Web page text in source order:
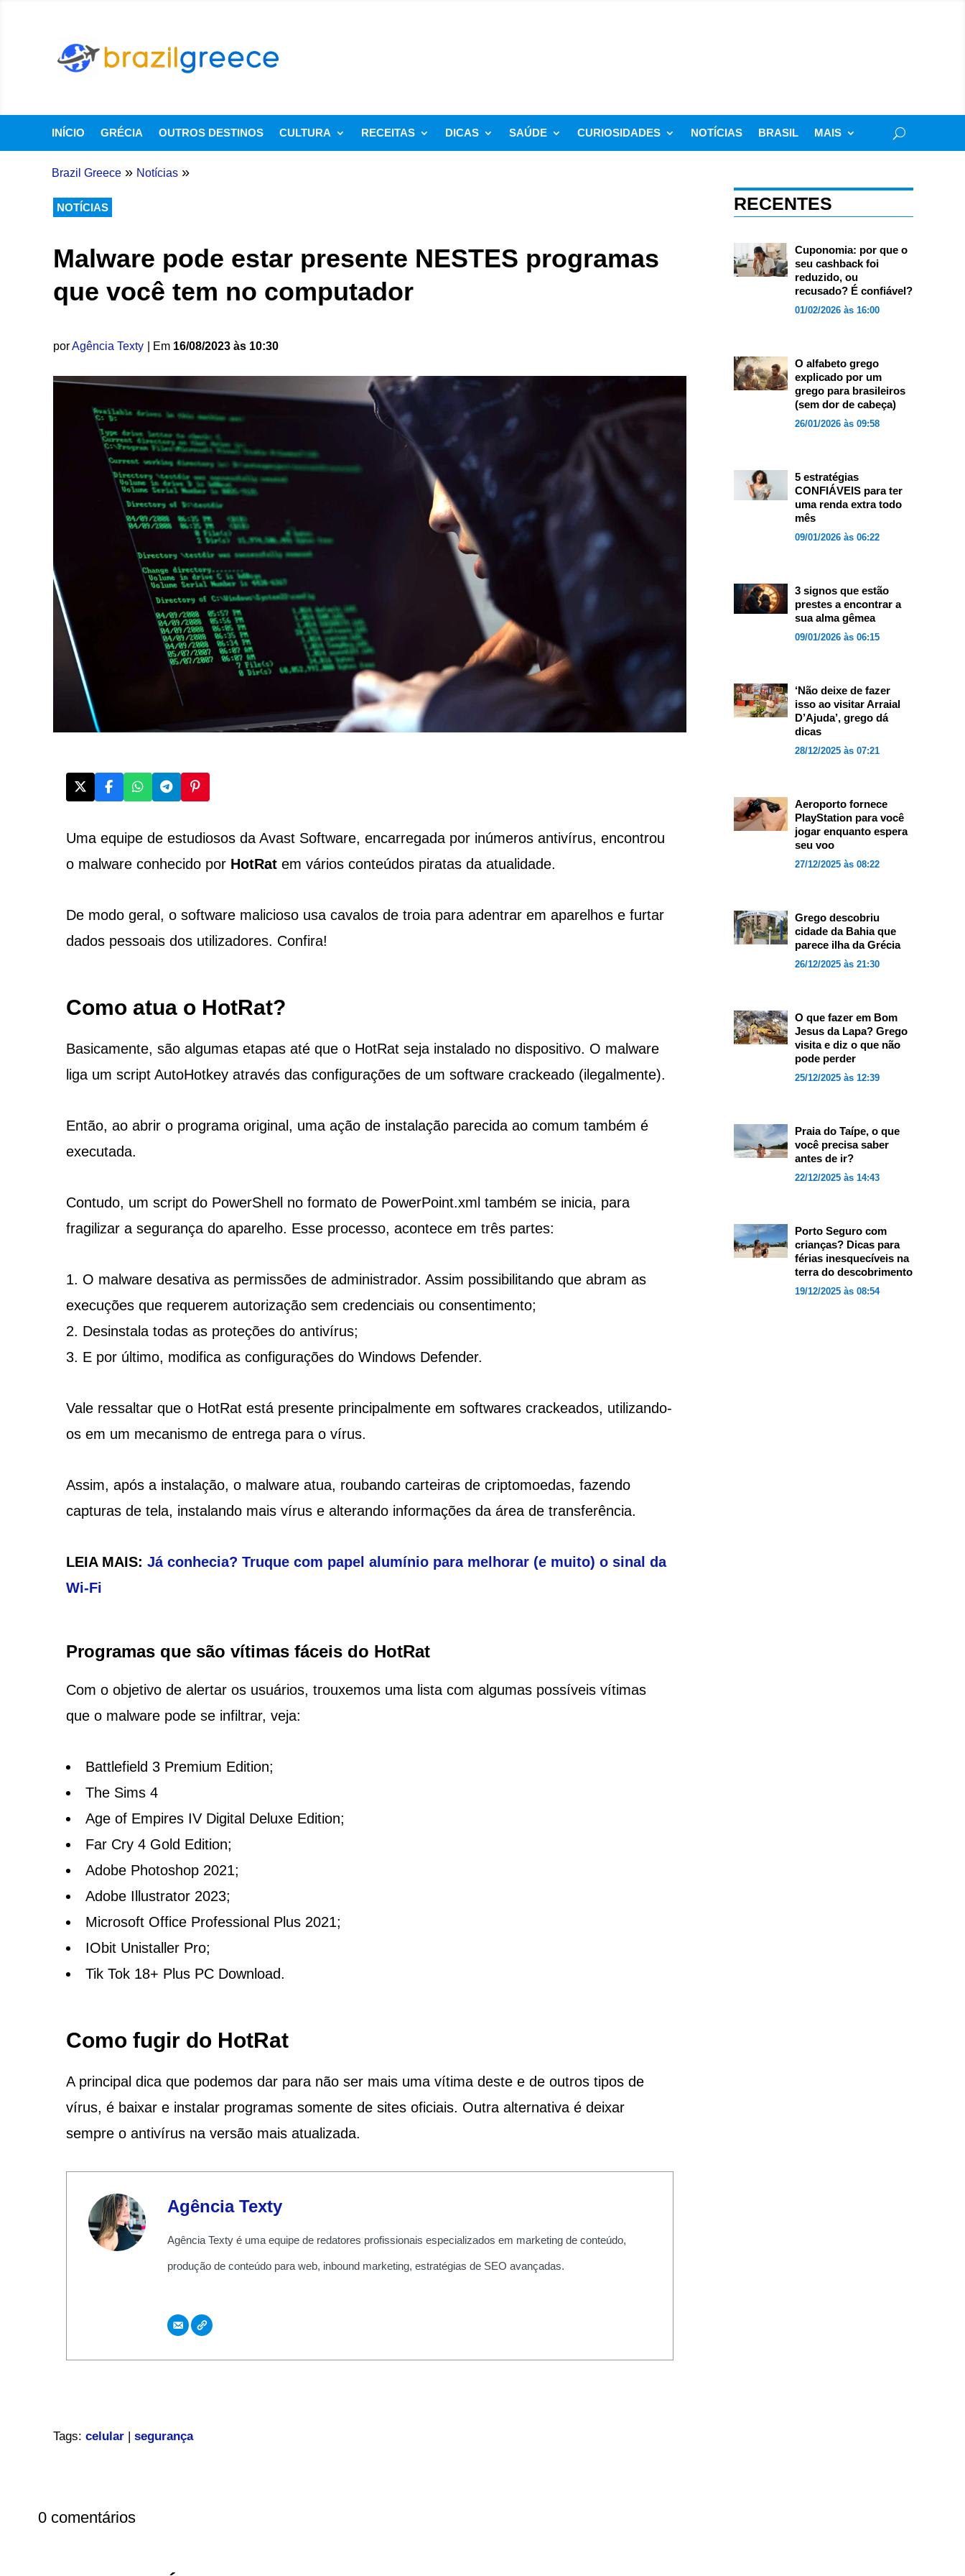
INÍCIO GRÉCIA OUTROS DESTINOS CULTURA RECEITAS DICAS SAÚDE CURIOSIDADES NOTÍCIAS BRASIL MAIS
Brazil Greece » Notícias »
NOTÍCIAS
Malware pode estar presente NESTES programas
que você tem no computador
porAgência Texty | Em 16/08/2023 às 10:30
Uma equipe de estudiosos da Avast Software, encarregada por inúmeros antivírus, encontrou
o malware conhecido por HotRatem vários conteúdos piratas da atualidade.
De modo geral, o software malicioso usa cavalos de troia para adentrar em aparelhos e furtar
dados pessoais dos utilizadores. Confira!
Como atua o HotRat?
Basicamente, são algumas etapas até que o HotRat seja instalado no dispositivo. O malware
liga um script AutoHotkey através das configurações de um software crackeado (ilegalmente).
Então, ao abrir o programa original, uma ação de instalação parecida ao comum também é
executada.
Contudo, um script do PowerShell no formato de PowerPoint.xml também se inicia, para
fragilizar a segurança do aparelho. Esse processo, acontece em três partes:
O malware desativa as permissões de administrador. Assim possibilitando que abram as
execuções que requerem autorização sem credenciais ou consentimento;
Desinstala todas as proteções do antivírus;
E por último, modifica as configurações do Windows Defender.
Vale ressaltar que o HotRat está presente principalmente em softwares crackeados, utilizando-
os em um mecanismo de entrega para o vírus.
Assim, após a instalação, o malware atua, roubando carteiras de criptomoedas, fazendo
capturas de tela, instalando mais vírus e alterando informações da área de transferência.
LEIA MAIS: Já conhecia? Truque com papel alumínio para melhorar (e muito) o sinal da
Wi-Fi
Programas que são vítimas fáceis do HotRat
Com o objetivo de alertar os usuários, trouxemos uma lista com algumas possíveis vítimas
que o malware pode se infiltrar, veja:
Battlefield 3 Premium Edition;
The Sims 4
Age of Empires IV Digital Deluxe Edition;
Far Cry 4 Gold Edition;
Adobe Photoshop 2021;
Adobe Illustrator 2023;
Microsoft Office Professional Plus 2021;
IObit Unistaller Pro;
Tik Tok 18+ Plus PC Download.
Como fugir do HotRat
A principal dica que podemos dar para não ser mais uma vítima deste e de outros tipos de
vírus, é baixar e instalar programas somente de sites oficiais. Outra alternativa é deixar
sempre o antivírus na versão mais atualizada.
Agência Texty
Agência Texty é uma equipe de redatores profissionais especializados em marketing de conteúdo,
produção de conteúdo para web, inbound marketing, estratégias de SEO avançadas.
Tags: celular| segurança
RECENTES
Cuponomia: por que o
seu cashback foi
reduzido, ou
recusado? É confiável?
01/02/2026 às 16:00
O alfabeto grego
explicado por um
grego para brasileiros
(sem dor de cabeça)
26/01/2026 às 09:58
5 estratégias
CONFIÁVEIS para ter
uma renda extra todo
mês
09/01/2026 às 06:22
3 signos que estão
prestes a encontrar a
sua alma gêmea
09/01/2026 às 06:15
‘Não deixe de fazer
isso ao visitar Arraial
D’Ajuda’, grego dá
dicas
28/12/2025 às 07:21
Aeroporto fornece
PlayStation para você
jogar enquanto espera
seu voo
27/12/2025 às 08:22
Grego descobriu
cidade da Bahia que
parece ilha da Grécia
26/12/2025 às 21:30
O que fazer em Bom
Jesus da Lapa? Grego
visita e diz o que não
pode perder
25/12/2025 às 12:39
Praia do Taípe, o que
você precisa saber
antes de ir?
22/12/2025 às 14:43
Porto Seguro com
crianças? Dicas para
férias inesquecíveis na
terra do descobrimento
19/12/2025 às 08:54
0 comentários